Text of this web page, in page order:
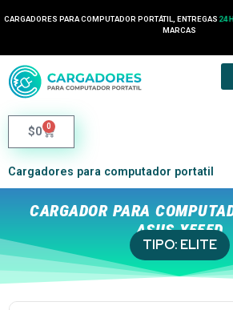
CARGADORES PARA COMPUTADOR PORTÁTIL, ENTREGAS 24
MARCAS
$0 0
Cargadores para computador portatil
CARGADOR PARA
ASUS X555D
TIPO: ELITE